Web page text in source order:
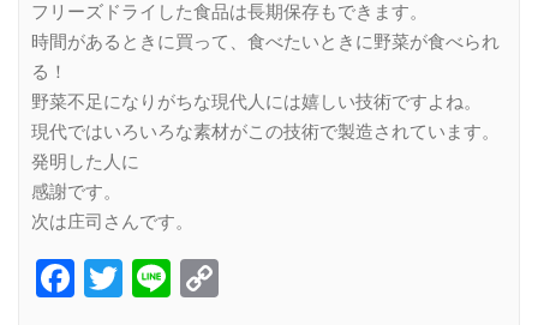
フリーズドライした食品は長期保存もできます。
時間があるときに買って、食べたいときに野菜が食べられ
る！
野菜不足になりがちな現代人には嬉しい技術ですよね。
現代ではいろいろな素材がこの技術で製造されています。
発明した人に
感謝です。
次は庄司さんです。
Facebook
Twitter
Line